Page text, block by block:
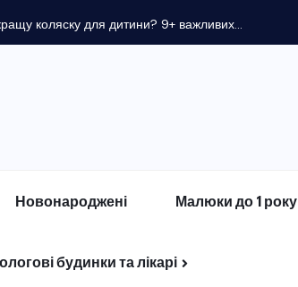
коляску для дитини? 9+ важливих...
Новонароджені Малюки до 1 року
будинки та лікарі